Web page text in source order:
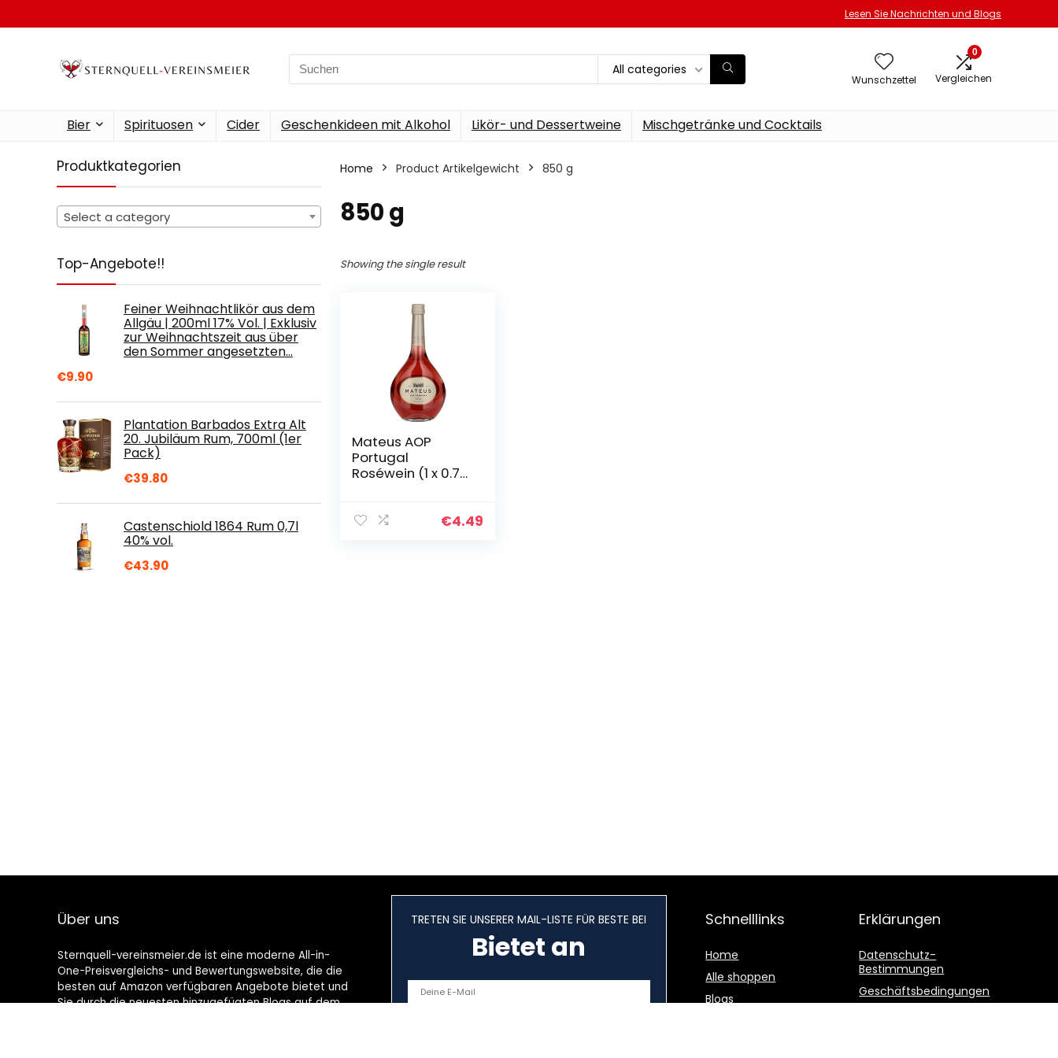
Lesen Sie Nachrichten und Blogs
Search
for:
All categories
Wunschzettel
0
Vergleichen
Bier Spirituosen Cider Geschenkideen mit Alkohol Likör- und Dessertweine Mischgetränke und Cocktails
Produktkategorien
Select a category
Top-Angebote!!
Feiner Weihnachtlikör aus dem
Allgäu | 200ml 17% Vol. | Exklusiv
zur Weihnachtszeit aus über
den Sommer angesetzten…
€9.90
Plantation Barbados Extra Alt
20. Jubiläum Rum, 700ml (1er
Pack)
€39.80
Castenschiold 1864 Rum 0,7l
40% vol.
€43.90
Home Product Artikelgewicht ‎850 g
‎850 g
Showing the single result
Mateus AOP
Portugal
Roséwein (1 x 0.75
€4.49
Über uns
Sternquell-vereinsmeier.de ist eine moderne All-in-
One-Preisvergleichs- und Bewertungswebsite, die die
besten auf Amazon verfügbaren Angebote bietet und
Sie durch die neuesten hinzugefügten Blogs auf dem
TRETEN SIE UNSERER MAIL-LISTE FÜR BESTE BEI
Bietet an
Schnelllinks
Home
Alle shoppen
Blogs
Erklärungen
Datenschutz-
Bestimmungen
Geschäftsbedingungen